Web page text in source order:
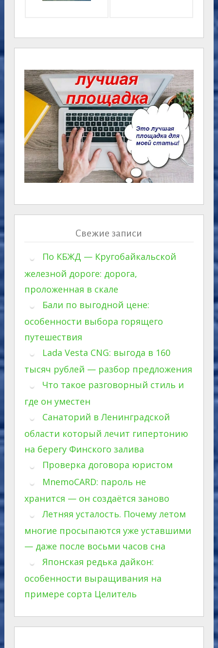
Свежие записи
По КБЖД — Кругобайкальской
железной дороге: дорога,
проложенная в скале
Бали по выгодной цене:
особенности выбора горящего
путешествия
Lada Vesta CNG: выгода в 160
тысяч рублей — разбор предложения
Что такое разговорный стиль и
где он уместен
Санаторий в Ленинградской
области который лечит гипертонию
на берегу Финского залива
Проверка договора юристом
MnemoCARD: пароль не
хранится — он создаётся заново
Летняя усталость. Почему летом
многие просыпаются уже уставшими
— даже после восьми часов сна
Японская редька дайкон:
особенности выращивания на
примере сорта Целитель